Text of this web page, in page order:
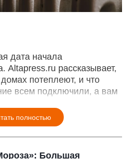
дата начала
Altapress.ru рассказывает,
потеплеют, и что
всем подключили, а вам
полностью
Большая